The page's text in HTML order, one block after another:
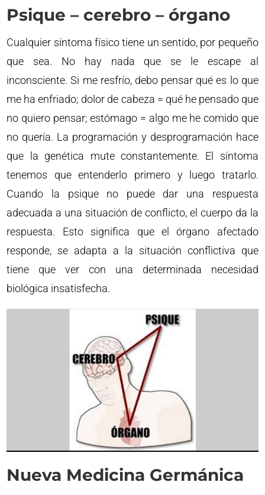
Psique – cerebro – órgano
Cualquier síntoma físico tiene un sentido, por pequeño
que sea. No hay nada que se le escape al
inconsciente. Si me resfrío, debo pensar qué es lo que
me ha enfriado; dolor de cabeza = qué he pensado que
no quiero pensar; estómago = algo me he comido que
no quería. La programación y desprogramación hace
que la genética mute constantemente. El síntoma
tenemos que entenderlo primero y luego tratarlo.
Cuando la psique no puede dar una respuesta
adecuada a una situación de conflicto, el cuerpo da la
respuesta. Esto significa que el órgano afectado
responde, se adapta a la situación conflictiva que
tiene que ver con una determinada necesidad
biológica insatisfecha.
Nueva Medicina Germánica